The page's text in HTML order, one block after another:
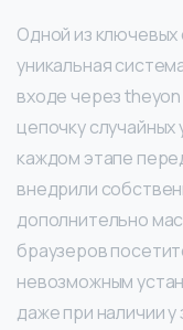
Одной из
уникальная
входе через
цепочку
каждом этапе
внедрили
дополнительно
браузеров
невозможным
даже при наличии